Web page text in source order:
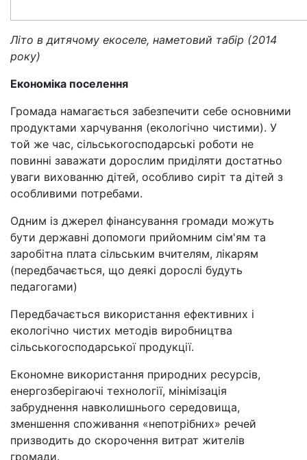
Літо в дитячому екоселе, наметовий табір (2014
року)
Економіка поселення
Громада намагається забезпечити себе основними
продуктами харчування (екологічно чистими). У
той же час, сільськогосподарські роботи не
повинні заважати дорослим приділяти достатньо
уваги вихованню дітей, особливо сиріт та дітей з
особливими потребами.
Одним із джерел фінансування громади можуть
бути державні допомоги прийомним сім'ям та
заробітна плата сільським вчителям, лікарям
(передбачається, що деякі дорослі будуть
педагогами)
Передбачається використання ефективних і
екологічно чистих методів виробництва
сільськогосподарської продукції.
Економне використання природних ресурсів,
енергозберігаючі технології, мінімізація
забруднення навколишнього середовища,
зменшення споживання «непотрібних» речей
призводить до скорочення витрат жителів
громади.